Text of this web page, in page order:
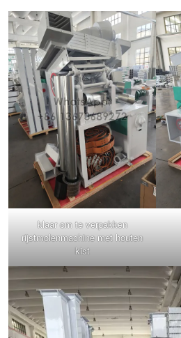
klaar om te verpakken
rijstmolenmachine met houten
kist